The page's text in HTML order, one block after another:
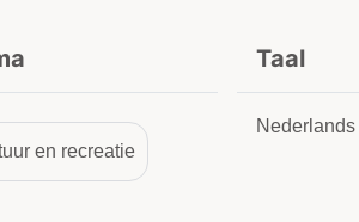
en recreatie
Taal
Nederlands